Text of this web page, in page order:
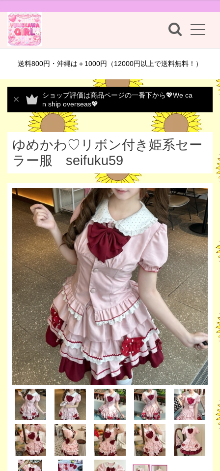
送料800円・沖縄は＋1000円（12000円以上で送料無料！）
ショップ評価は商品ページの一番下から💖We ca
n ship overseas💖
ゆめかわ♡リボン付き姫系セー
ラー服 seifuku59